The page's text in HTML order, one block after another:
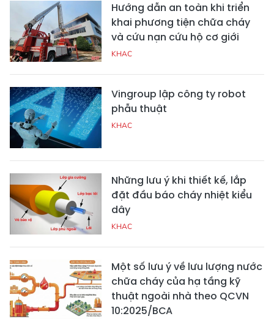
Hướng dẫn an toàn khi triển
khai phương tiện chữa cháy
và cứu nạn cứu hộ cơ giới
KHAC
Vingroup lập công ty robot
phẫu thuật
KHAC
Những lưu ý khi thiết kế, lắp
đặt đầu báo cháy nhiệt kiểu
dây
KHAC
Một số lưu ý về lưu lượng nước
chữa cháy của hạ tầng kỹ
thuật ngoài nhà theo QCVN
10:2025/BCA